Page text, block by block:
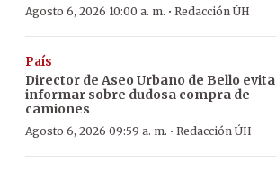
Agosto 6, 2026 10:00 a. m. · Redacción ÚH
País
Director de Aseo Urbano de Bello evita
informar sobre dudosa compra de
camiones
Agosto 6, 2026 09:59 a. m. · Redacción ÚH